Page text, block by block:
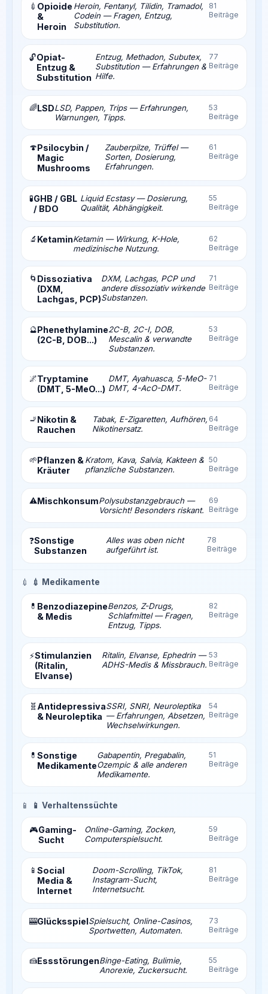
💉 Opioide
&
Heroin
Heroin, Fentanyl, Tilidin, Tramadol,
Codein — Fragen, Entzug,
Substitution.
81
Beiträge
🔓Opiat-
Entzug &
Substitution
Entzug, Methadon, Subutex,
Substitution — Erfahrungen &
Hilfe.
77
Beiträge
🌈LSDLSD, Pappen, Trips — Erfahrungen,
Warnungen, Tipps.
53
Beiträge
🍄Psilocybin /
Magic
Mushrooms
Zauberpilze, Trüffel —
Sorten, Dosierung,
Erfahrungen.
61
Beiträge
🧪GHB / GBL
/ BDO
Liquid Ecstasy — Dosierung,
Qualität, Abhängigkeit.
55
Beiträge
🔬 KetaminKetamin — Wirkung, K-Hole,
medizinische Nutzung.
62
Beiträge
🌀 Dissoziativa
(DXM,
Lachgas, PCP)
DXM, Lachgas, PCP und
andere dissoziativ wirkende
Substanzen.
71
Beiträge
🔮Phenethylamine
(2C-B, DOB...)
2C-B, 2C-I, DOB,
Mescalin & verwandte
Substanzen.
53
Beiträge
🌌Tryptamine
(DMT, 5-MeO...)
DMT, Ayahuasca, 5-MeO-
DMT, 4-AcO-DMT.
71
Beiträge
🚬Nikotin &
Rauchen
Tabak, E-Zigaretten, Aufhören,
Nikotinersatz.
64
Beiträge
🌱Pflanzen &
Kräuter
Kratom, Kava, Salvia, Kakteen &
pflanzliche Substanzen.
50
Beiträge
⚠️MischkonsumPolysubstanzgebrauch —
Vorsicht! Besonders riskant.
69
Beiträge
❓Sonstige
Substanzen
Alles was oben nicht
aufgeführt ist.
78
Beiträge
💉 💉 Medikamente
💊 Benzodiazepine
& Medis
Benzos, Z-Drugs,
Schlafmittel — Fragen,
Entzug, Tipps.
82
Beiträge
⚡Stimulanzien
(Ritalin,
Elvanse)
Ritalin, Elvanse, Ephedrin —
ADHS-Medis & Missbrauch.
53
Beiträge
🧬 Antidepressiva
& Neuroleptika
SSRI, SNRI, Neuroleptika
— Erfahrungen, Absetzen,
Wechselwirkungen.
54
Beiträge
💊 Sonstige
Medikamente
Gabapentin, Pregabalin,
Ozempic & alle anderen
Medikamente.
51
Beiträge
📱 📱 Verhaltenssüchte
🎮Gaming-
Sucht
Online-Gaming, Zocken,
Computerspielsucht.
59
Beiträge
📱 Social
Media &
Internet
Doom-Scrolling, TikTok,
Instagram-Sucht,
Internetsucht.
81
Beiträge
🎰GlücksspielSpielsucht, Online-Casinos,
Sportwetten, Automaten.
73
Beiträge
🍰EssstörungenBinge-Eating, Bulimie,
Anorexie, Zuckersucht.
55
Beiträge